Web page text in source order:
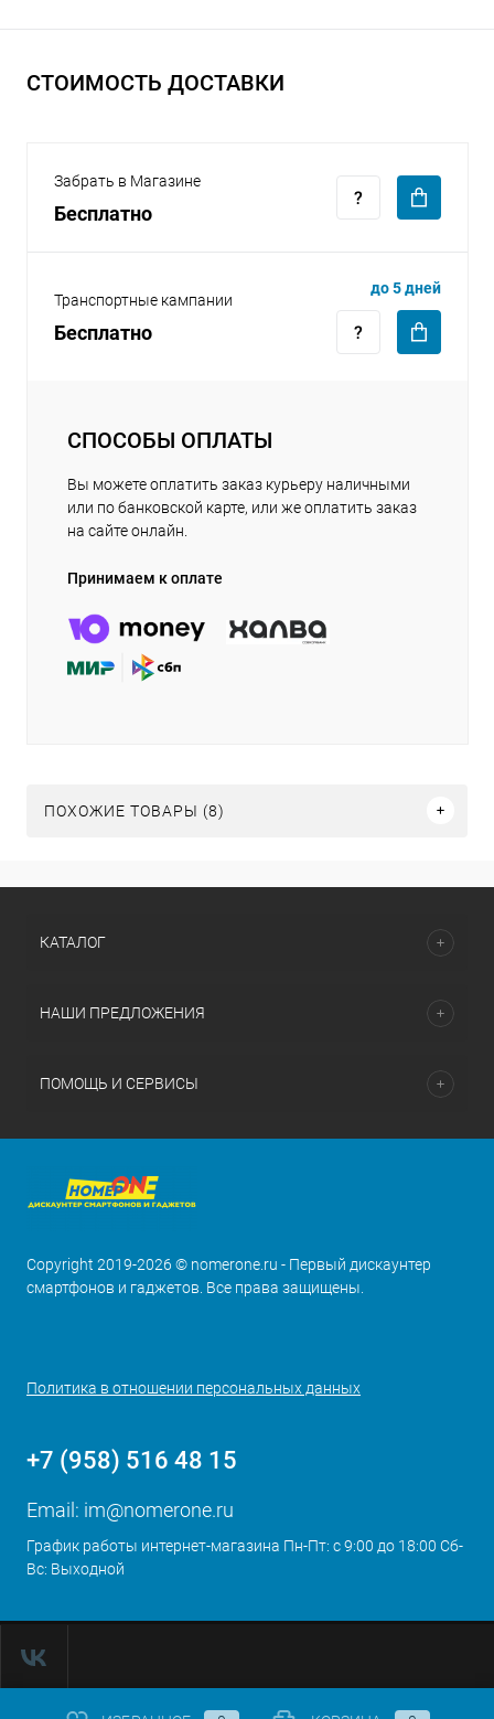
СТОИМОСТЬ ДОСТАВКИ
Забрать в Магазине
Бесплатно
Транспортные кампании
Бесплатно
до 5 дней
СПОСОБЫ ОПЛАТЫ
Вы можете оплатить заказ курьеру наличными
или по банковской карте, или же оплатить заказ
на сайте онлайн.
Принимаем к оплате
ПОХОЖИЕ ТОВАРЫ (8)
КАТАЛОГ
НАШИ ПРЕДЛОЖЕНИЯ
ПОМОЩЬ И СЕРВИСЫ
Copyright 2019-2026 © nomerone.ru - Первый дискаунтер
смартфонов и гаджетов. Все права защищены.
Политика в отношении персональных данных
+7 (958) 516 48 15
Email: im@nomerone.ru
График работы интернет-магазина Пн-Пт: с 9:00 до 18:00 Сб-
Вс: Выходной